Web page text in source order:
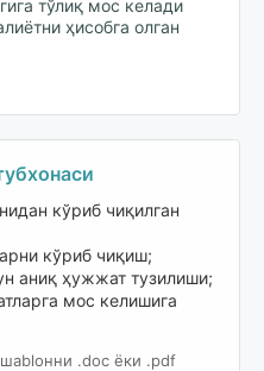
тўлиқ мос келади
ҳисобга олган
кўриб чиқилган
кўриб чиқиш;
аниқ ҳужжат тузилиши;
мос келишига
шablонни .doc ёки .pdf